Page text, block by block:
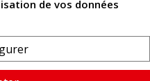
de vos données